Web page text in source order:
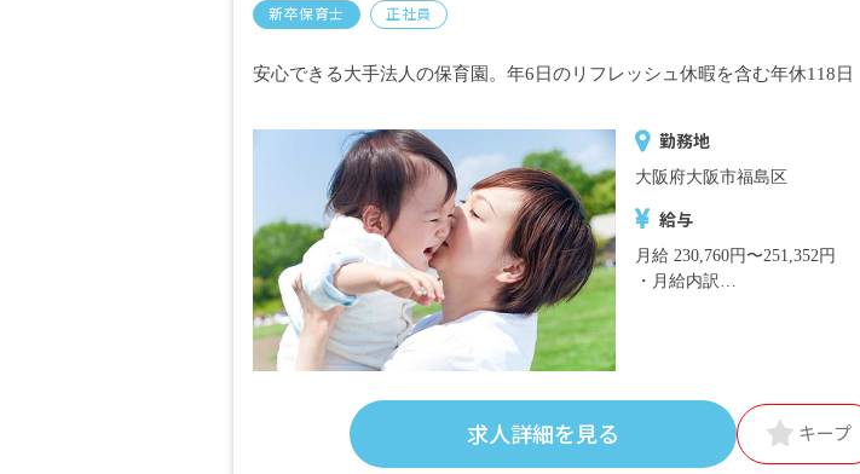
新卒保育士 正社員
安心できる大手法人の保育園。年6日のリフレッシュ休暇を含む年休118日
勤務地
大阪府大阪市福島区
給与
月給 230,760円〜251,352円
・月給内訳
処遇改善手当:6,000円
求人詳細を見る キープ